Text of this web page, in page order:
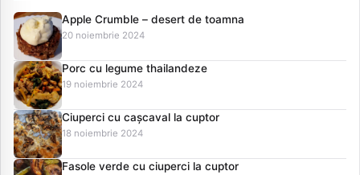
Apple Crumble – desert de toamna
20 noiembrie 2024
Porc cu legume thailandeze
19 noiembrie 2024
Ciuperci cu cașcaval la cuptor
18 noiembrie 2024
Fasole verde cu ciuperci la cuptor